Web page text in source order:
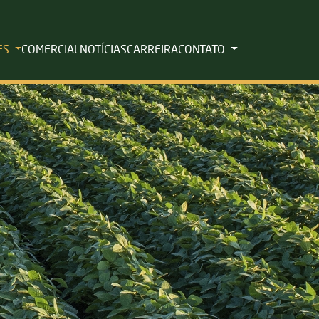
COMERCIAL NOTÍCIASCARREIRACONTATO